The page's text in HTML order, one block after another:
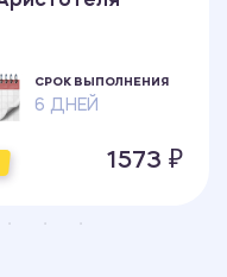
СРОК ВЫПОЛНЕНИЯ
6 ДНЕЙ
1573 ₽